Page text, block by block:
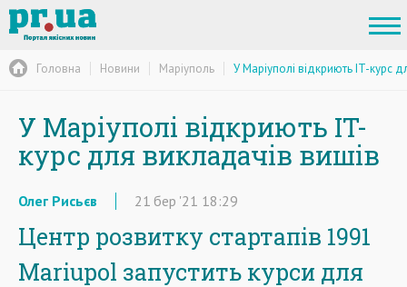
Головна Новини Маріуполь У Маріуполі відкриють IT-курс
У Маріуполі відкриють IT-
курс для викладачів вишів
Олег Рисьєв 21 бер '21 18:29
Центр розвитку стартапів 1991
Mariupol запустить курси для